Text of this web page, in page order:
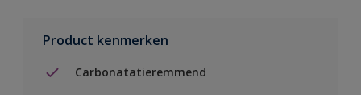
Product kenmerken
Carbonatatieremmend